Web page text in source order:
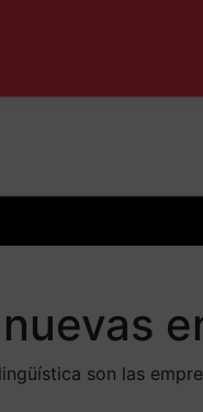
nuevas
son las